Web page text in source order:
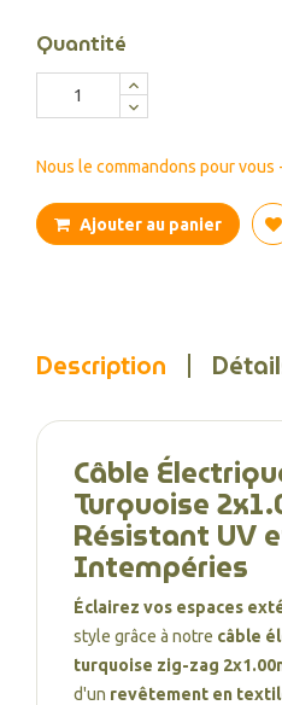
Quantité
Nous le commandons pour vous
Ajouter au panier
Description
Câble
Turquoise
Résistant UV
Intempéries
Éclairez vos espaces
style grâce à notre câble
turquoise zig-zag
d'un revêtement en